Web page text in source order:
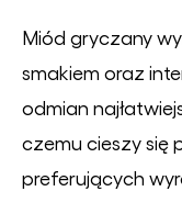
Miód gryczany
smakiem oraz
odmian
czemu cieszy się
preferujących